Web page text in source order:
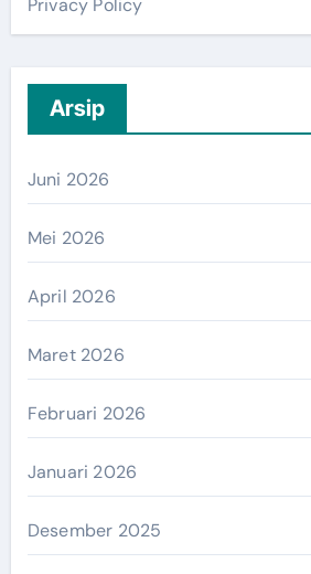
Privacy Policy
Arsip
Juni 2026
Mei 2026
April 2026
Maret 2026
Februari 2026
Januari 2026
Desember 2025